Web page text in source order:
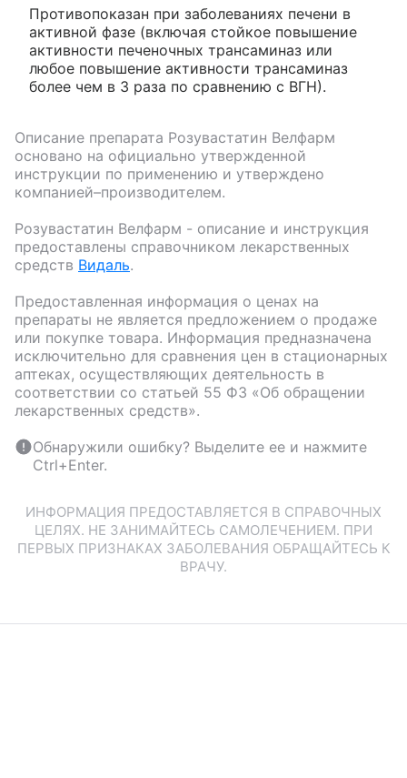
Противопоказан при заболеваниях печени в
активной фазе (включая стойкое повышение
активности печеночных трансаминаз или
любое повышение активности трансаминаз
более чем в 3 раза по сравнению с ВГН).
Описание препарата Розувастатин Велфарм
основано на официально утвержденной
инструкции по применению и утверждено
компанией–производителем.
Розувастатин Велфарм - описание и инструкция
предоставлены справочником лекарственных
средств Видаль.
Предоставленная информация о ценах на
препараты не является предложением о продаже
или покупке товара. Информация предназначена
исключительно для сравнения цен в стационарных
аптеках, осуществляющих деятельность в
соответствии со статьей 55 ФЗ «Об обращении
лекарственных средств».
Обнаружили ошибку? Выделите ее и нажмите
Ctrl+Enter.
ИНФОРМАЦИЯ ПРЕДОСТАВЛЯЕТСЯ В СПРАВОЧНЫХ
ЦЕЛЯХ. НЕ ЗАНИМАЙТЕСЬ САМОЛЕЧЕНИЕМ. ПРИ
ПЕРВЫХ ПРИЗНАКАХ ЗАБОЛЕВАНИЯ ОБРАЩАЙТЕСЬ К
ВРАЧУ.